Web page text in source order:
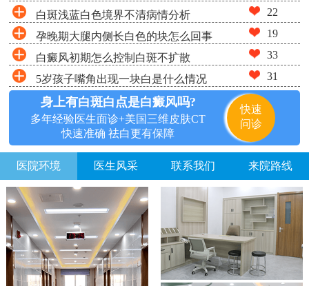
白斑浅蓝白色境界不清病情分析 22
孕晚期大腿内侧长白色的块怎么回事 19
白癜风初期怎么控制白斑不扩散 33
5岁孩子嘴角出现一块白是什么情况 31
身上有白斑白点是白癜风吗?
多年经验医生面诊+美国三维皮肤CT
快速准确 祛白更有保障
快速
问诊
医院环境 医生风采 联系我们 来院路线